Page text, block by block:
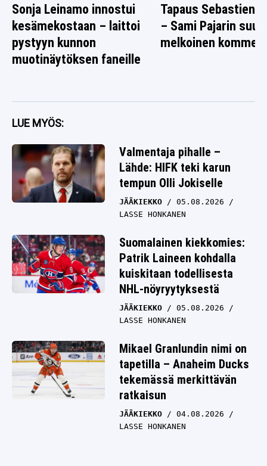
Sonja Leinamo innostui
kesämekostaan – laittoi
pystyyn kunnon
muotinäytöksen faneille
Tapaus Sebastien
– Sami Pajarin
melkoinen
LUE MYÖS:
Valmentaja pihalle –
Lähde: HIFK teki karun
tempun Olli Jokiselle
JÄÄKIEKKO
05.08.2026
LASSE HONKANEN
Suomalainen kiekkomies:
Patrik Laineen kohdalla
kuiskitaan todellisesta
NHL-nöyryytyksestä
JÄÄKIEKKO
05.08.2026
LASSE HONKANEN
Mikael Granlundin nimi on
tapetilla – Anaheim Ducks
tekemässä merkittävän
ratkaisun
JÄÄKIEKKO
04.08.2026
LASSE HONKANEN